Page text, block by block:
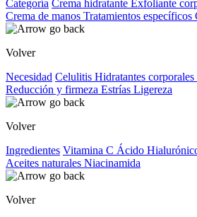
Categoría Crema hidratante Exfoliante
Crema de manos Tratamientos específicos
Volver
Necesidad Celulitis Hidratantes corporales
Reducción y firmeza Estrías Ligereza
Volver
Ingredientes Vitamina C Ácido
Aceites naturales Niacinamida
Volver